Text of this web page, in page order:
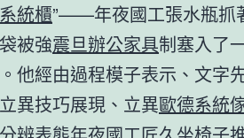
統櫃”——年夜國工張水瓶抓
被強震旦辦公家具制塞入了
他經由過程模子表示、文字
異技巧展現、立異歐德系統